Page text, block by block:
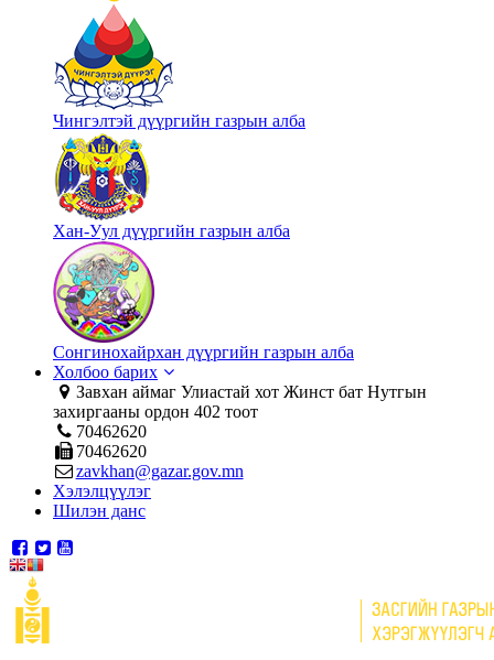
Чингэлтэй дүүргийн газрын алба
Хан-Уул дүүргийн газрын алба
Сонгинохайрхан дүүргийн газрын алба
Холбоо барих
Завхан аймаг Улиастай хот Жинст бат Нутгын
захиргааны ордон 402 тоот
70462620
70462620
zavkhan@gazar.gov.mn
Хэлэлцүүлэг
Шилэн данс